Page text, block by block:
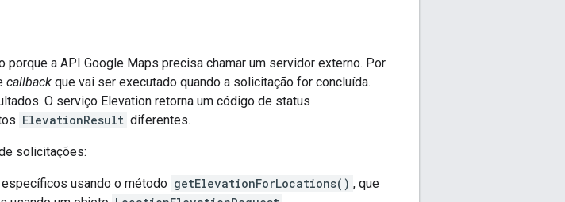
a API Google Maps precisa chamar um servidor externo. Por
callback que vai ser executado quando a solicitação for concluída.
O serviço Elevation retorna um código de status
ElevationResult diferentes.
solicitações:
usando o método getElevationForLocations() , que